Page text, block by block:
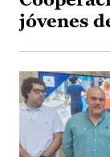
jóvenes